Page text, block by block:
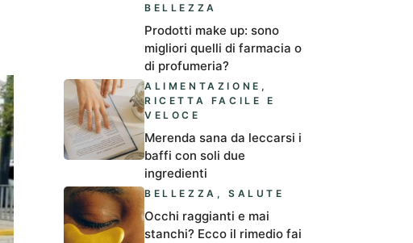
BELLEZZA
Prodotti make up: sono
migliori quelli di farmacia o
di profumeria?
ALIMENTAZIONE ,
RICETTA FACILE E
VELOCE
Merenda sana da leccarsi i
baffi con soli due
ingredienti
BELLEZZA ,SALUTE
Occhi raggianti e mai
stanchi? Ecco il rimedio fai